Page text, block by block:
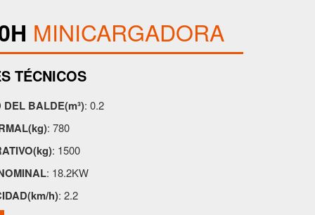
MINICARGADORA
TÉCNICOS
DEL BALDE(m³): 0.2
: 780
: 1500
: 18.2KW
h): 2.2